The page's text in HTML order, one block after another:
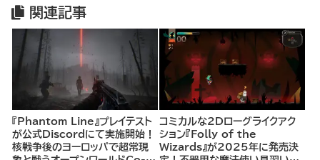
関連記事
『Phantom Line』プレイテスト
が公式Discordにて実施開始！
核戦争後のヨーロッパで超常現
コミカルな2Dローグライクアク
ション『Folly of the
Wizards』が2025年に発売決